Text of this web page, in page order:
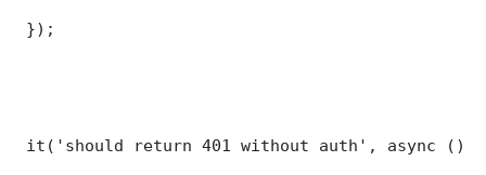
});
it('should return 401 without auth', async ()